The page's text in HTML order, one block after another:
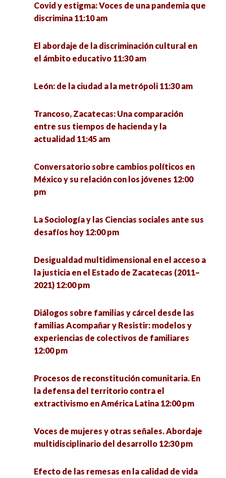
2018-2019 6:00 pm
perspectivas críticas 6:30 pm
Doctorado en México 7:00 pm
espíritu 12:00 pm
12:30 pm
social 12:30 pm
Factores socioambientales que determinan las
conductas de violencia y delictivas en las
viviendas multifamiliares de la colonia
Sustentabilidad en tiempos de pandemia 1:00
Simposio sobre Métodos de Investigación:
experiencias y saberes 1:00 pm
Mesa de egresados: La formación de
investigadores en la Unidad Académica de
Ciencia Política. En memoria al Dr. Eligio Meza
Emociones y experiencias del cuidado en el
norte de México 3:00 pm
Científicas Sociales: retos de la investigación y
la intervención en tiempos de pandemia 3:00 pm
4:00 pm
conflicto armado 4:00 pm
Covid y estigma: Voces de una pandemia que
discrimina 11:10 am
El abordaje de la discriminación cultural en
el ámbito educativo 11:30 am
León: de la ciudad a la metrópoli 11:30 am
Trancoso, Zacatecas: Una comparación
entre sus tiempos de hacienda y la
actualidad 11:45 am
Conversatorio sobre cambios políticos en
México y su relación con los jóvenes 12:00
pm
La Sociología y las Ciencias sociales ante sus
desafíos hoy 12:00 pm
Desigualdad multidimensional en el acceso a
la justicia en el Estado de Zacatecas (2011–
2021) 12:00 pm
Diálogos sobre familias y cárcel desde las
familias Acompañar y Resistir: modelos y
experiencias de colectivos de familiares
12:00 pm
Procesos de reconstitución comunitaria. En
la defensa del territorio contra el
extractivismo en América Latina 12:00 pm
Voces de mujeres y otras señales. Abordaje
multidisciplinario del desarrollo 12:30 pm
Efecto de las remesas en la calidad de vida